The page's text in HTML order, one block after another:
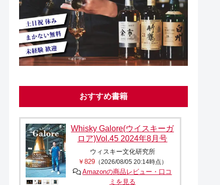
おすすめ書籍
Whisky Galore(ウイスキーガ
ロア)Vol.45 2024年8月号
ウィスキー文化研究所
￥829（2026/08/05 20:14時点）
Amazonの商品レビュー・口コ
ミを見る